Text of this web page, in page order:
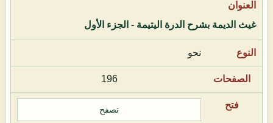
غيث الديمة بشرح الدرة اليتيمة - الجزء الأول
نحو
196
تصفح